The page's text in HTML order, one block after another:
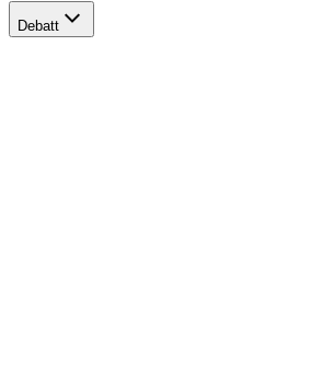
Debatt